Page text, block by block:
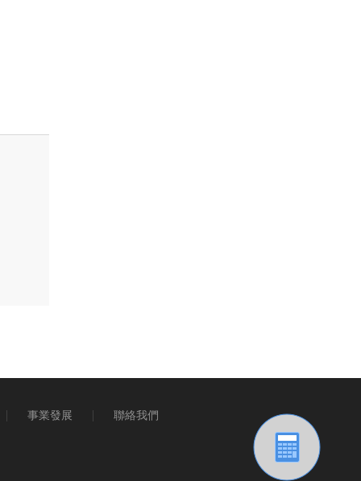
事業發展 聯絡我們